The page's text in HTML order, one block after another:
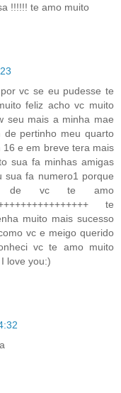
!!!!!! te amo muito
vc se eu pudesse te
feliz acho vc muito
seu mais a minha mae
pertinho meu quarto
e em breve tera mais
sua fa minhas amigas
sua fa numero1 porque
de vc te amo
te
muito mais sucesso
vc e meigo querido
vc te amo muito
love you:)